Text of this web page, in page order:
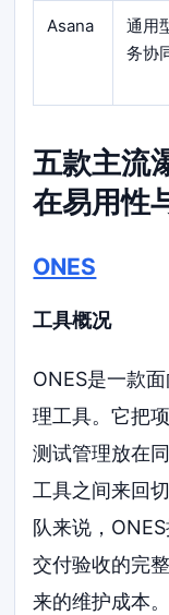
Asana
通用
务协
五款主流
在易用性
ONES
工具概况
ONES是一款
理工具。它把
测试管理放在
工具之间来回
队来说，
交付验收的完
来的维护成本。